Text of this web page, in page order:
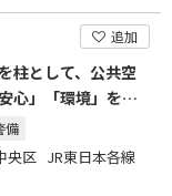
追加
柱として、公共空
心」「環境」を守
備
央区 JR東日本各線